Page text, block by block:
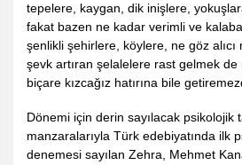
tepelere, kaygan, dik inişlere,
fakat bazen ne kadar verimli ve
şenlikli şehirlere, köylere, ne göz
şevk artıran şelalelere rast gelmek
biçare kızcağız hatırına bile
Dönemi için derin sayılacak psikolojik
manzaralarıyla Türk edebiyatında ilk
denemesi sayılan Zehra, Mehmet